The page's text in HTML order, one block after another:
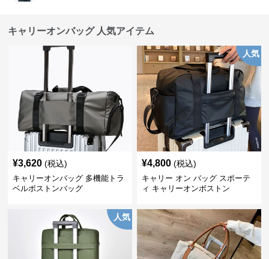
キャリーオンバッグ 人気アイテム
¥3,620 (税込)
キャリーオンバッグ 多機能トラ
ベルボストンバッグ
人気
¥4,800 (税込)
キャリー オン バッグ スポーテ
ィ キャリーオンボストン
人気